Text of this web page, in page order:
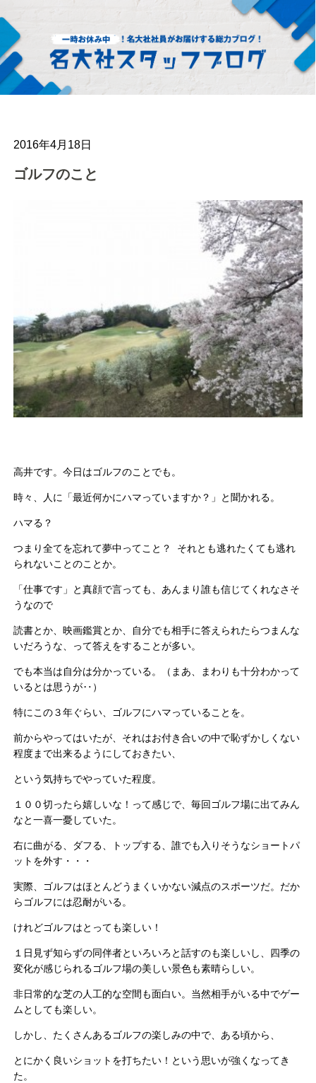
2016年4月18日
ゴルフのこと
高井です。今日はゴルフのことでも。
時々、人に「最近何かにハマっていますか？」と聞かれる。
ハマる？
つまり全てを忘れて夢中ってこと？ それとも逃れたくても逃れ
られないことのことか。
「仕事です」と真顔で言っても、あんまり誰も信じてくれなさそ
うなので
読書とか、映画鑑賞とか、自分でも相手に答えられたらつまんな
いだろうな、って答えをすることが多い。
でも本当は自分は分かっている。（まあ、まわりも十分わかって
いるとは思うが‥）
特にこの３年ぐらい、ゴルフにハマっていることを。
前からやってはいたが、それはお付き合いの中で恥ずかしくない
程度まで出来るようにしておきたい、
という気持ちでやっていた程度。
１００切ったら嬉しいな！って感じで、毎回ゴルフ場に出てみん
なと一喜一憂していた。
右に曲がる、ダフる、トップする、誰でも入りそうなショートパ
ットを外す・・・
実際、ゴルフはほとんどうまくいかない減点のスポーツだ。だか
らゴルフには忍耐がいる。
けれどゴルフはとっても楽しい！
１日見ず知らずの同伴者といろいろと話すのも楽しいし、四季の
変化が感じられるゴルフ場の美しい景色も素晴らしい。
非日常的な芝の人工的な空間も面白い。当然相手がいる中でゲー
ムとしても楽しい。
しかし、たくさんあるゴルフの楽しみの中で、ある頃から、
とにかく良いショットを打ちたい！という思いが強くなってき
た。